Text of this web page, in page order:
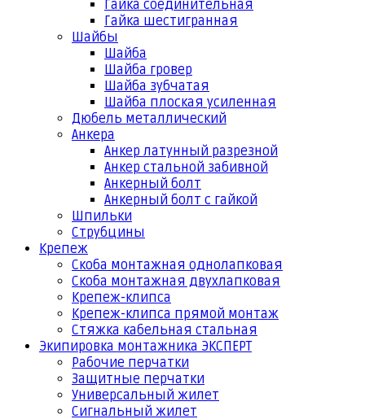
Гайка соединительная
Гайка шестигранная
Шайбы
Шайба
Шайба гровер
Шайба зубчатая
Шайба плоская усиленная
Дюбель металлический
Анкера
Анкер латунный разрезной
Анкер стальной забивной
Анкерный болт
Анкерный болт с гайкой
Шпильки
Струбцины
Крепеж
Скоба монтажная однолапковая
Скоба монтажная двухлапковая
Крепеж-клипса
Крепеж-клипса прямой монтаж
Стяжка кабельная стальная
Экипировка монтажника ЭКСПЕРТ
Рабочие перчатки
Защитные перчатки
Универсальный жилет
Сигнальный жилет